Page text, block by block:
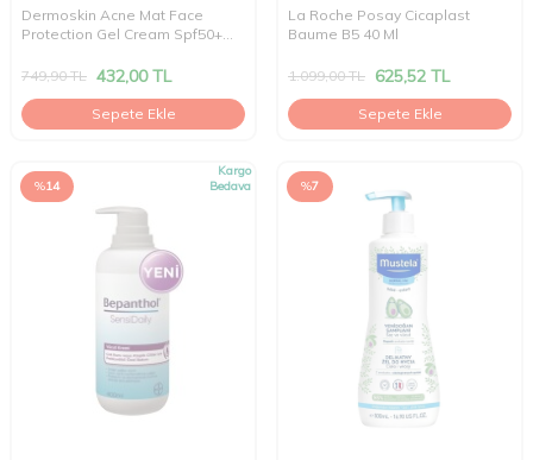
Dermoskin Acne Mat Face
Protection Gel Cream Spf50+
749,90TL 432,00TL
Sepete Ekle
La Roche Posay Cicaplast
Baume B5 40 Ml
1.099,00TL 625,52 TL
Sepete Ekle
%14
Kargo
Bedava
%7